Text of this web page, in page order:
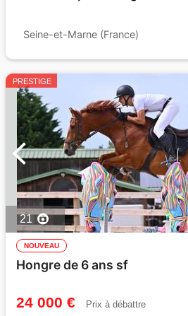
Seine-et-Marne (France)
PRESTIGE
21
NOUVEAU
Hongre de 6 ans sf
24 000 € Prix à débattre